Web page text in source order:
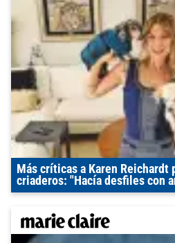
Más críticas a Karen Reichardt
criaderos: "Hacía desfiles con